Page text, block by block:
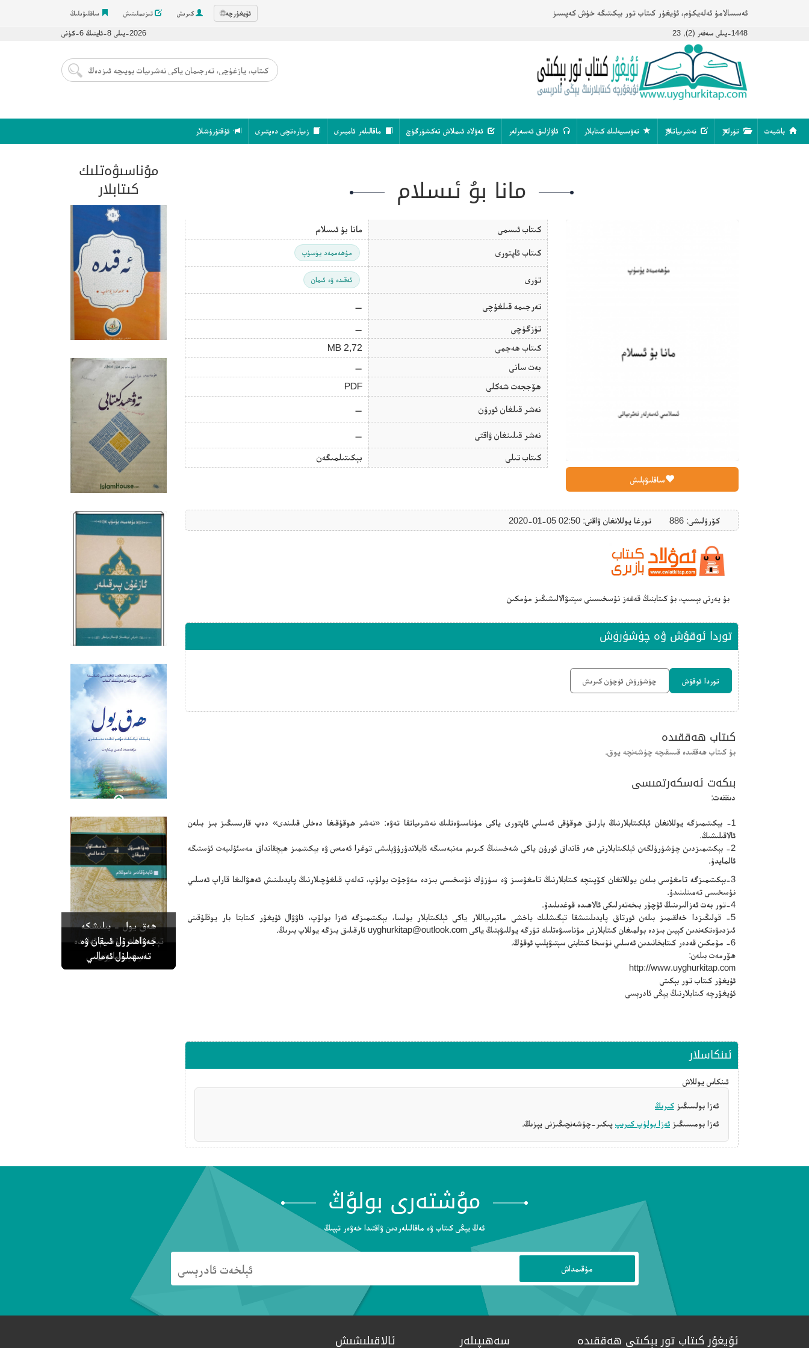
ئەسسالامۇ ئەلەيكۇم، ئۇيغۇر كىتاب تور بېكىتىگە خۇش كەپسىز ئۇيغۇرچە🌐 كىرىش تىزىملىتىش ساقلىۋىلىڭ
1448-يىلى سەفەر (2), 23 2026-يىلى 8-ئاينىڭ 6-كۈنى
باشبەت تۈرلەر نەشرىياتلار تەۋسىيەلىك كىتابلار ئاۋازلىق ئەسەرلەر ئەۋلاد ئىملاش تەكشۈرگۈچ ماقالىلەر ئامبىرى زىيارەتچى دەپتىرى ئۇقتۇرۇشلار
مانا بۇ ئىسلام
ساقلىۋېلىش
كىتاب ئىسمى مانا بۇ ئىسلام
كىتاب ئاپتورى مۇھەممەد يۈسۈپ
تۈرى ئەقىدە ۋە ئىمان
تەرجىمە قىلغۇچى —
تۈزگۈچى
—
كىتاب ھەجمى
2,72 MB
بەت سانى
—
ھۆججەت شەكلى
PDF
نەشر قىلغان ئورۇن —
نەشر قىلىنغان ۋاقتى —
كىتاب تىلى بېكىتىلمىگەن
كۆرۈلىشى: 886 تورغا يوللانغان ۋاقتى: ‎2020-01-05 02:50
بۇ يەرنى بېسىپ، بۇ كىتابنىڭ قەغەز نۇسخىسىنى سېتىۋالالىشىڭىز مۇمكىن
توردا ئوقۇش ۋە چۈشۈرۈش
توردا ئوقۇش چۈشۈرۈش ئۈچۈن كىرىش
كىتاب ھەققىدە
بۇ كىتاب ھەققىدە قىسقىچە چۈشەنچە يوق.
بىكەت ئەسكەرتمىسى
دىققەت:
1- بېكىتىمىزگە يوللانغان ئېلكىتابلارنىڭ بارلىق ھوقۇقى ئەسلىي ئاپتورى ياكى مۇناسىۋەتلىك نەشرىياتقا تەۋە: «نەشر ھوقۇقىغا دەخلى قىلىندى» دەپ قارىسىڭىز بىز بىلەن
ئالاقىلىشىڭ.
2- بېكىتىمىزدىن چۈشۈرۈلگەن ئېلكىتابلارنى ھەر قانداق ئورۇن ياكى شەخسنىڭ كىرىم مەنبەسىگە ئايلاندۇرۇۋېلىشى توغرا ئەمەس ۋە بېكىتىمىز ھېچقانداق مەسئۇلىيەت ئۈستىگە
ئالمايدۇ.
3-بېكىتىمىزگە تامغۇسى بىلەن يوللانغان كۆپىنچە كىتابلارنىڭ تامغۇسىز ۋە سۈزۈك نۇسخىسى بىزدە مەۋجۇت بولۇپ، تەلەپ قىلغۇچىلارنىڭ پايدىلىنىش ئەھۋالىغا قاراپ ئەسلىي
نۇسخىسى تەمىنلىنىدۇ.
4-تور بەت ئەزالىرىنىڭ ئۇچۇر بىخەتەرلىكى ئالاھىدە قوغدىلىدۇ.
5- قولىڭىزدا خەلقىمىز بىلەن ئورتاق پايدىلىنىشقا تېگىشلىك ياخشى ماتېرىياللار ياكى ئېلكىتابلار بولسا، بېكىتىمىزگە ئەزا بولۇپ، ئاۋۋال ئۇيغۇر كىتابتا بار يوقلۇقىنى
ئىزدىۋەتكەندىن كېيىن بىزدە بولمىغان كىتابلارنى مۇناسىۋەتلىك تۈرگە يوللىۋېتىڭ ياكى uyghurkitap@outlook.com ئارقىلىق بىزگە يوللاپ بىرىڭ.
6- مۇمكىن قەدەر كىتابخانىدىن ئەسلىي نۇسخا كىتابنى سېتىۋېلىپ ئوقۇڭ.
ھۆرمەت بىلەن:
http://www.uyghurkitap.com
ئۇيغۇر كىتاب تور بېكىتى
ئۇيغۇرچە كىتابلارنىڭ يېڭى ئادرېسى
ئىنكاسلار
ئىنكاس يوللاش
ئەزا بولسىڭىز كىرىڭ
ئەزا بومىسىڭىز ئەزا بولۇپ كىرىپ پىكىر-چۈشەنچىڭىزنى يېزىڭ.
مۇناسىۋەتلىك
كىتابلار
ئەقىدە
تەۋھىد كىتابى
ئازغۇن پىرقىلەر
ھەق يول - بىلىشكە
تېگىشلىك مۇھىم ئەقىدە
مەسىلىلىرى
جەۋاھىرۇل ئىيقان ۋە
تەسھىلۇل ئەمالىي
مۇشتەرى بولۇڭ
ئەڭ يېڭى كىتاب ۋە ماقالىلەردىن ۋاقتىدا خەۋەر تېپىڭ
ئۇيغۇر كىتاب تور بېكىتى ھەققىدە سەھىپىلەر ئالاقىلىشىش